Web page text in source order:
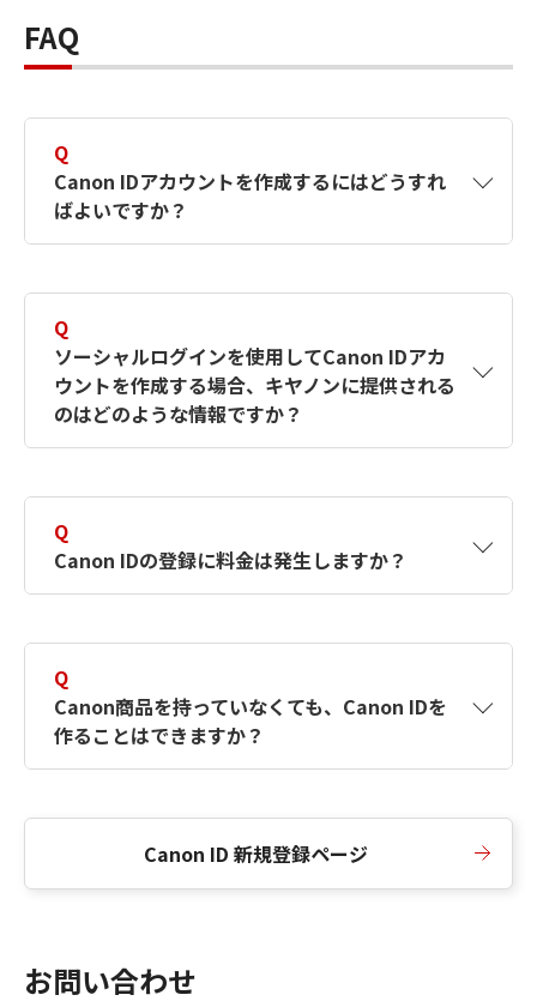
FAQ
Q
Canon IDアカウントを作成するにはどうすれ
ばよいですか？
す。詳しい作成方法は【カメラ】Canon IDとは
何ですか？Canon IDの作成方法は？をご確認く
ださい。
Q
ソーシャルログインを使用してCanon IDアカ
ウントを作成する場合、キヤノンに提供される
のはどのような情報ですか？
択したサービスから取得します。アカウントを
簡単に作成できるように、この情報を使用して
Canon IDの登録フォームを入力します。
Q
Canon IDの登録に料金は発生しますか？
Q
Canon商品を持っていなくても、Canon IDを
作ることはできますか？
Canon ID 新規登録ページ
お問い合わせ